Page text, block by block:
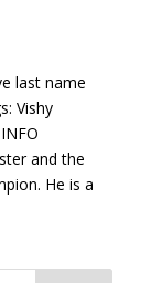
last name
Vishy
and the
He is a